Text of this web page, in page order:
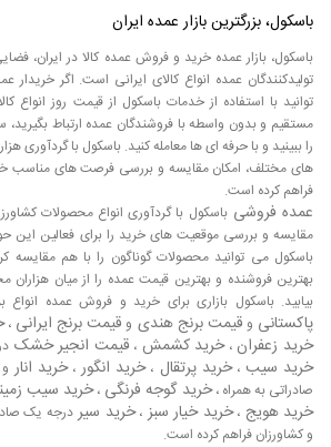
های اپوکسی در انواع مختلف و با کاربردهای
ساخته می شوند.
فروش قالب
مهم ترین کشور های خریدار قالب رزین در
طریق صادرات قالب رزین با کیفیت بالا، به
ها ورود کرده و تولیدات خود را به کشورهای
کشور هایی همچون ایران، قزاقستان،
کشورهایی هستند که از طریق واردات قالب
توانسته اند نیاز داخل را تامین و برای آن
صادرات قالب رزین ارزش افزوده ایجاد
قالب رزین به کشورهایی همچون افغانستان،
غیره می تواند به ایجاد ارزش افزوده و
صادرات قالب رزین کمک بسزایی بکند. ایران
قطب های تجاری قالب رزین در خاورمیانه
صورت چشمگیری بازار قالب رزین در
ورود انواع قالب رزین به بازار های بین
صورت مناسبی این نوع صادرات را انجام دهد.
باسکول، بزرگترین بازار عمده ایران
باسکول، بازار عمده خرید و فروش عمده کالا در ایران،
تولیدکنندگان عمده انواع کالای ایرانی است. اگر
توانید با استفاده از خدمات باسکول از قیمت روز انواع
مستقیم و بدون واسطه با فروشندگان عمده ارتباط بگیرید،
را ببینید و با حرفه ای ها معامله کنید. باسکول با گردآوری
های مختلف، امکان مقایسه و بررسی فرصت های مناسب
فراهم کرده است.
عمده فروشیباسکول با گردآوری انواع محصولات
مقایسه و بررسی موقعیت های خرید را برای فعالین این
باسکول می توانید محصولات گوناگون را با هم مقایسه
بهترین فروشنده و بهترین قیمت عمده را از میان
بیابید. باسکول بازاری برای خرید و فروش عمده
پاکستانی و قیمت برنج هندی و قیمت برنج ایرانی،
خرید زعفران،خرید کشمش ، قیمت انجیر خشک
خرید سیب،خرید پرتقال ،خرید انگور،خرید انار
صادراتی به همراه ،خرید گوجه فرنگی ،خرید سیب
خرید هویج ،خرید خیار سبز ،خرید سیردرجه یک
و کشاورزان فراهم کرده است.